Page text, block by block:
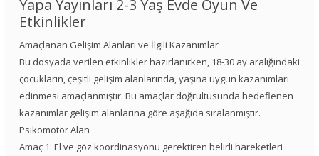
Yapa Yayınları 2-3 Yaş Evde Oyun Ve
Etkinlikler
Amaçlanan Gelişim Alanları ve İlgili Kazanımlar
Bu dosyada verilen etkinlikler hazırlanırken, 18-30 ay aralığındaki
çocukların, çeşitli gelişim alanlarında, yaşına uygun kazanımları
edinmesi amaçlanmıştır. Bu amaçlar doğrultusunda hedeflenen
kazanımlar gelişim alanlarına göre aşağıda sıralanmıştır.
Psikomotor Alan
Amaç 1: El ve göz koordinasyonu gerektiren belirli hareketleri